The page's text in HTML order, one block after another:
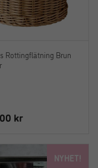
Rottingflätning Brun
kr
NYHET!